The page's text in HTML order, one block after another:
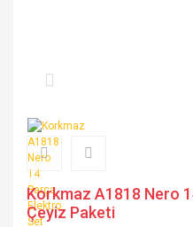
Korkmaz A1818 Nero
Çeyiz Paketi